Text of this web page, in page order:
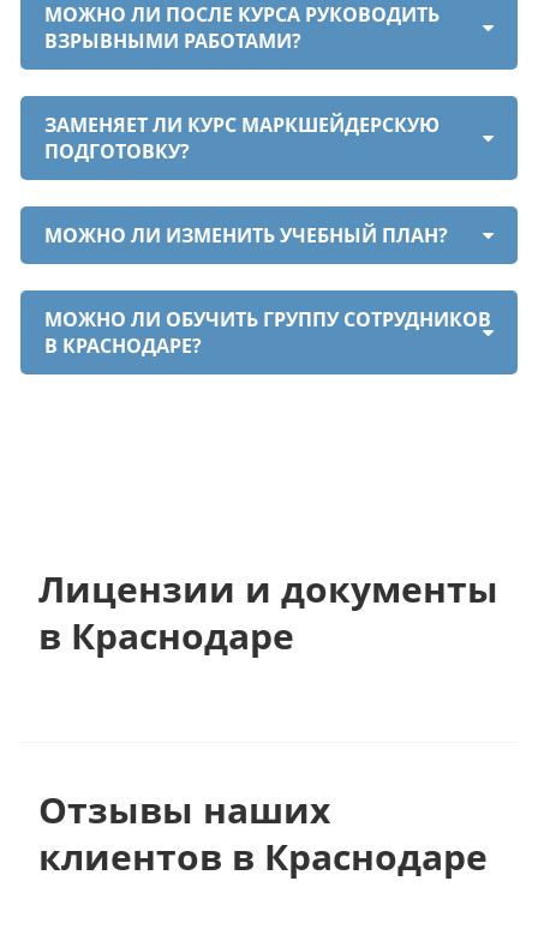
МОЖНО ЛИ ПОСЛЕ КУРСА РУКОВОДИТЬ
ВЗРЫВНЫМИ РАБОТАМИ?
ЗАМЕНЯЕТ ЛИ КУРС МАРКШЕЙДЕРСКУЮ
ПОДГОТОВКУ?
МОЖНО ЛИ ИЗМЕНИТЬ УЧЕБНЫЙ ПЛАН?
МОЖНО ЛИ ОБУЧИТЬ ГРУППУ СОТРУДНИКОВ
В КРАСНОДАРЕ?
Лицензии и документы
в Краснодаре
Отзывы наших
клиентов в Краснодаре